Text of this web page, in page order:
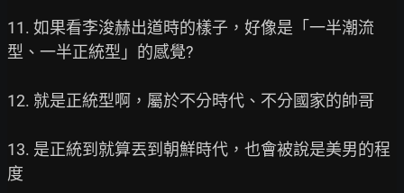
11. 如果看李浚赫出道時的樣子，好像是「一半潮流
型、一半正統型」的感覺?
12. 就是正統型啊，屬於不分時代、不分國家的帥哥
13. 是正統到就算丟到朝鮮時代，也會被說是美男的程
度